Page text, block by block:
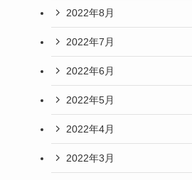
2022年8月
2022年7月
2022年6月
2022年5月
2022年4月
2022年3月